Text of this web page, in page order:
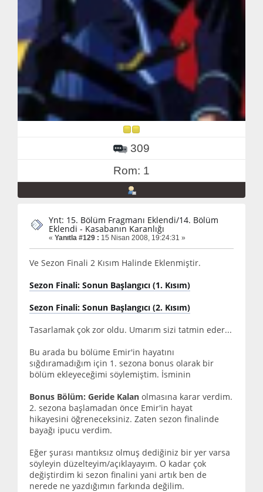
309
Rom: 1
Ynt: 15. Bölüm Fragmanı Eklendi/14. Bölüm
Eklendi - Kasabanın Karanlığı
« Yanıtla #129 : 15 Nisan 2008, 19:24:31 »
Ve Sezon Finali 2 Kısım Halinde Eklenmiştir.
Sezon Finali: Sonun Başlangıcı (1. Kısım)
Sezon Finali: Sonun Başlangıcı (2. Kısım)
Tasarlamak çok zor oldu. Umarım sizi tatmin eder...
Bu arada bu bölüme Emir'in hayatını
sığdıramadığım için 1. sezona bonus olarak bir
bölüm ekleyeceğimi söylemiştim. İsminin
Bonus Bölüm: Geride Kalan olmasına karar verdim.
2. sezona başlamadan önce Emir'in hayat
hikayesini öğreneceksiniz. Zaten sezon finalinde
bayağı ipucu verdim.
Eğer şurası mantıksız olmuş dediğiniz bir yer varsa
söyleyin düzelteyim/açıklayayım. O kadar çok
değiştirdim ki sezon finalini yani artık ben de
nerede ne yazdığımın farkında değilim.